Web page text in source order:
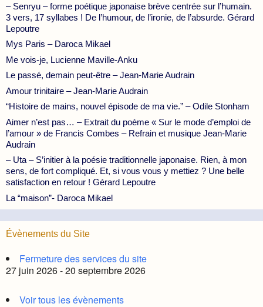
– Senryu – forme poétique japonaise brève centrée sur l’humain.
3 vers, 17 syllabes ! De l’humour, de l’ironie, de l’absurde. Gérard
Lepoutre
Mys Paris – Daroca Mikael
Me vois-je, Lucienne Maville-Anku
Le passé, demain peut-être – Jean-Marie Audrain
Amour trinitaire – Jean-Marie Audrain
“Histoire de mains, nouvel épisode de ma vie.” – Odile Stonham
Aimer n’est pas… – Extrait du poème « Sur le mode d’emploi de
l’amour » de Francis Combes – Refrain et musique Jean-Marie
Audrain
– Uta – S’initier à la poésie traditionnelle japonaise. Rien, à mon
sens, de fort compliqué. Et, si vous vous y mettiez ? Une belle
satisfaction en retour ! Gérard Lepoutre
La “maison”- Daroca Mikael
Évènements du Site
Fermeture des services du site
27 juin 2026 - 20 septembre 2026
Voir tous les évènements